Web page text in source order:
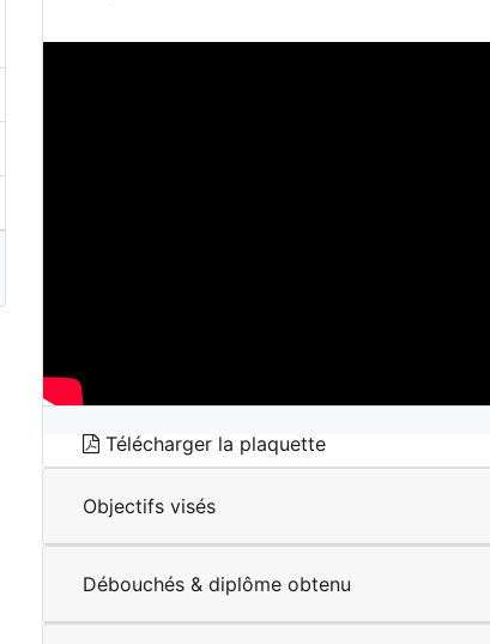
Télécharger la plaquette
Objectifs visés
Débouchés & diplôme obtenu